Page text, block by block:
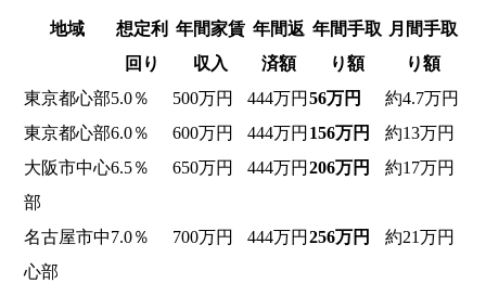
地域
想定利
回り
年間家賃
収入
年間返
済額
年間手取
り額
月間手取
り額
東京都心部5.0％ 500万円 444万円 56万円
約4.7万円
東京都心部6.0％ 600万円 444万円 156万円
約13万円
大阪市中心
部
6.5％ 650万円 444万円 206万円 約17万円
名古屋市中
心部
7.0％ 700万円 444万円 256万円 約21万円